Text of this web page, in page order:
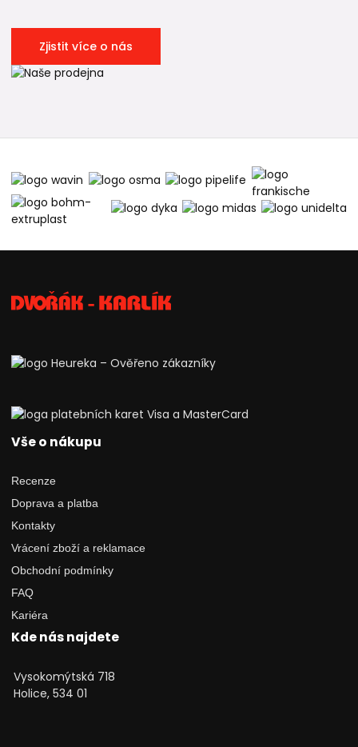
Zjistit více o nás
Vše o nákupu
Recenze
Doprava a platba
Kontakty
Vrácení zboží a reklamace
Obchodní podmínky
FAQ
Kariéra
Kde nás najdete
Vysokomýtská 718
Holice, 534 01